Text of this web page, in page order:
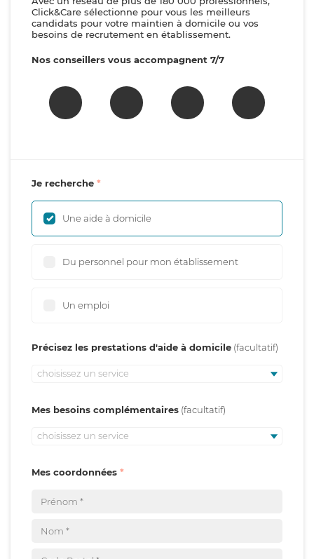
Click&Care sélectionne pour vous les meilleurs
candidats pour votre maintien à domicile ou vos
besoins de recrutement en établissement.
Nos conseillers vous accompagnent 7/7
Je recherche
Une aide à domicile
Du personnel pour mon établissement
Un emploi
Précisez les prestations d'aide à domicile
choisissez un service
Mes besoins complémentaires
choisissez un service
Mes coordonnées